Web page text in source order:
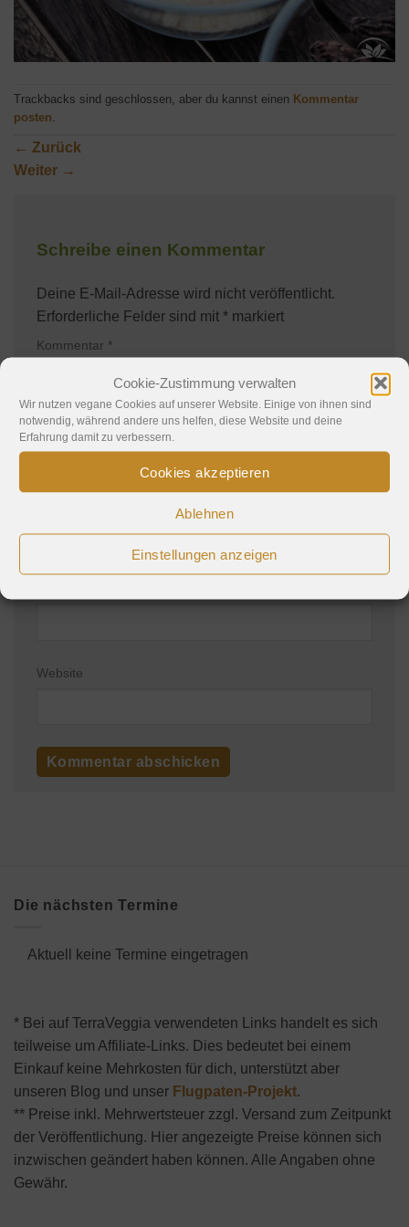
Cookie-Zustimmung verwalten
Wir nutzen vegane Cookies auf unserer Website. Einige von ihnen sind
notwendig, während andere uns helfen, diese Website und deine
Erfahrung damit zu verbessern.
Cookies akzeptieren
Ablehnen
Einstellungen anzeigen
Trackbacks sind geschlossen, aber du kannst einen Kommentar
posten.
← Zurück
Weiter →
Schreibe einen Kommentar
Deine E-Mail-Adresse wird nicht veröffentlicht.
Erforderliche Felder sind mit * markiert
Kommentar *
Website
Die nächsten Termine
Aktuell keine Termine eingetragen
* Bei auf TerraVeggia verwendeten Links handelt es sich
teilweise um Affiliate-Links. Dies bedeutet bei einem
Einkauf keine Mehrkosten für dich, unterstützt aber
unseren Blog und unser Flugpaten-Projekt.
** Preise inkl. Mehrwertsteuer zzgl. Versand zum Zeitpunkt
der Veröffentlichung. Hier angezeigte Preise können sich
inzwischen geändert haben können. Alle Angaben ohne
Gewähr.